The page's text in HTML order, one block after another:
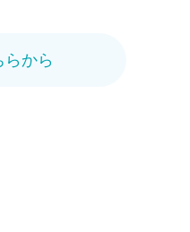
から